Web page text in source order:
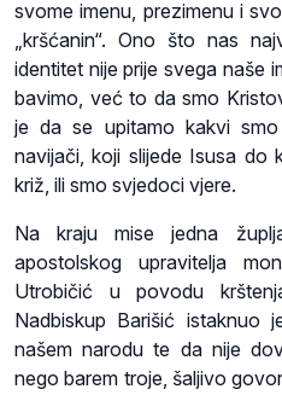
svome imenu, prezimenu i
„kršćanin“. Ono što nas
identitet nije prije svega naše
bavimo, već to da smo
je da se upitamo kakvi
navijači, koji slijede Isusa do
križ, ili smo svjedoci vjere.
Na kraju mise jedna
apostolskog upravitelja
Utrobičić u povodu
Nadbiskup Barišić istaknuo
našem narodu te da nije
nego barem troje, šaljivo